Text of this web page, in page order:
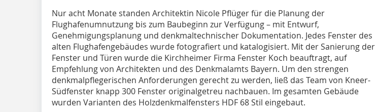
Nur acht Monate standen Architektin Nicole Pflüger für die Planung der
Flughafenumnutzung bis zum Baubeginn zur Verfügung – mit Entwurf,
Genehmigungsplanung und denkmaltechnischer Dokumentation. Jedes Fenster des
alten Flughafengebäudes wurde fotografiert und katalogisiert. Mit der Sanierung der
Fenster und Türen wurde die Kirchheimer Firma Fenster Koch beauftragt, auf
Empfehlung von Architekten und des Denkmalamts Bayern. Um den strengen
denkmalpflegerischen Anforderungen gerecht zu werden, ließ das Team von Kneer-
Südfenster knapp 300 Fenster originalgetreu nachbauen. Im gesamten Gebäude
wurden Varianten des Holzdenkmalfensters HDF 68 Stil eingebaut.